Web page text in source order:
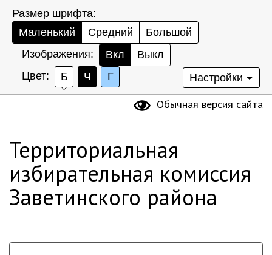
Размер шрифта:
Маленький
Средний
Большой
Изображения:
Вкл
Выкл
Цвет:
Б Ч Г Настройки
Обычная версия сайта
Территориальная
избирательная комиссия
Заветинского района